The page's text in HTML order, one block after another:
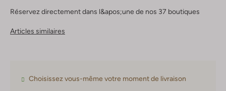
Réservez directement dans l&apos;une de nos 37 boutiques
Articles similaires
Choisissez vous-même votre moment de livraison